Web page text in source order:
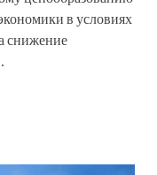
в условиях
снижение